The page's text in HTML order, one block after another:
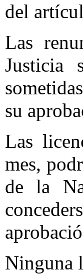
del
Las
Justicia
su
Las
mes,
de la
Ninguna